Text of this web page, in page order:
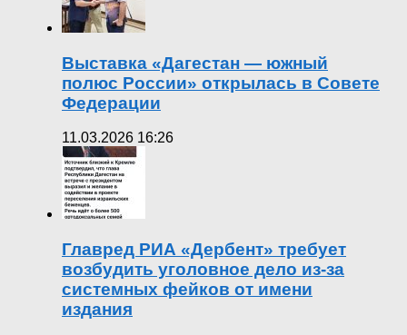
Выставка «Дагестан — южный
полюс России» открылась в Совете
Федерации
11.03.2026 16:26
Главред РИА «Дербент» требует
возбудить уголовное дело из-за
системных фейков от имени
издания